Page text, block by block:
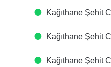
Kağıthane Şehit
Kağıthane Şehit
Kağıthane Şehit